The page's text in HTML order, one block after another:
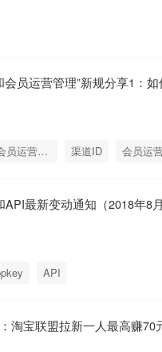
会员运营管理”新规分享1：
会员运营管理 渠道ID 会员运
最新变动通知（2018年8
API
淘宝联盟拉新一人最高赚70